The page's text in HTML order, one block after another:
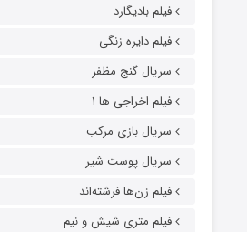
فیلم بادیگارد
فیلم دایره زنگی
سریال گنج مظفر
فیلم اخراجی ها ۱
سریال بازی مرکب
سریال پوست شیر
فیلم زن‌ها فرشته‌اند
فیلم متری شیش و نیم